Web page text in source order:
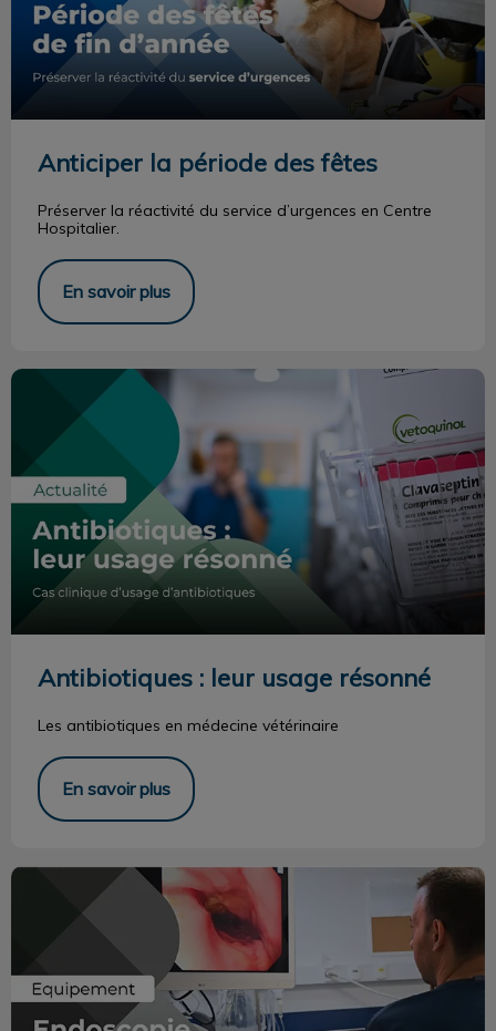
Anticiper la période des fêtes
Préserver la réactivité du service d’urgences en Centre
Hospitalier.
En savoir plus
Antibiotiques : leur usage résonné
Antibiotiques : leur usage résonné
Les antibiotiques en médecine vétérinaire
En savoir plus
Endoscopie 4K ultra-haute définition